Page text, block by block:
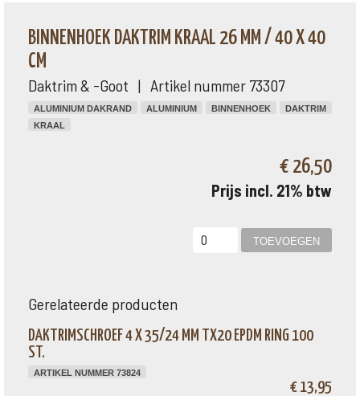
BINNENHOEK DAKTRIM KRAAL 26 MM / 40 X 40
CM
Daktrim & -Goot | Artikel nummer 73307
ALUMINIUM DAKRAND ALUMINIUM BINNENHOEK
DAKTRIM
KRAAL
€ 26,50
Prijs incl. 21% btw
Gerelateerde producten
DAKTRIMSCHROEF 4 X 35/24 MM TX20 EPDM RING 100
ST.
ARTIKEL NUMMER 73824
€ 13,95